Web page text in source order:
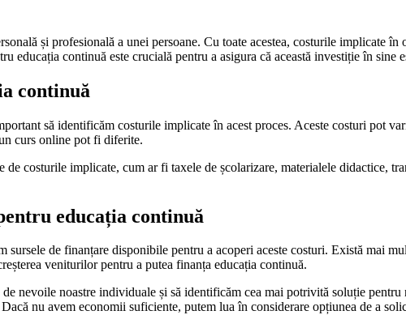
și profesională a unei persoane. Cu toate acestea, costurile implicate
educația continuă este crucială pentru a asigura că această investiție în
continuă
să identificăm costurile implicate în acest proces. Aceste costuri pot
curs online pot fi diferite.
de costurile implicate, cum ar fi taxele de școlarizare, materialele didactice,
educația continuă
sursele de finanțare disponibile pentru a acoperi aceste costuri. Există mai
veniturilor pentru a putea finanța educația continuă.
nevoile noastre individuale și să identificăm cea mai potrivită soluție
nu avem economii suficiente, putem lua în considerare opțiunea de a